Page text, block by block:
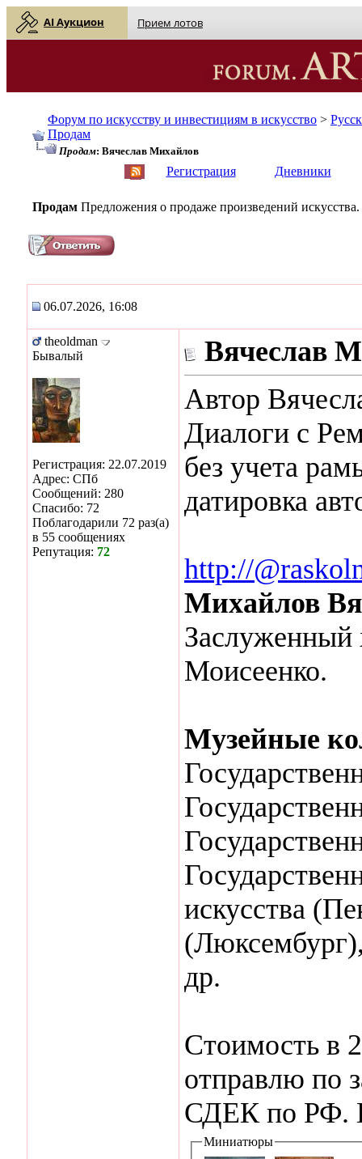
AI Аукцион Прием лотов
Форум по искусству и инвестициям в искусство >
Продам
Продам: Вячеслав Михайлов
Регистрация Дневники
Продам Предложения о продаже произведений искусства.
06.07.2026, 16:08
theoldman
Бывалый
Регистрация: 22.07.2019
Адрес: СПб
Сообщений: 280
Спасибо: 72
Поблагодарили 72 раз(а)
в 55 сообщениях
Репутация: 72
Вячеслав
Автор
Диалоги с
без учета
датировка
http://
Михайлов
Заслуженный
Моисеенко.
Музейные
искусства
др.
Стоимость в
отправлю по
СДЕК по РФ.
Миниатюры